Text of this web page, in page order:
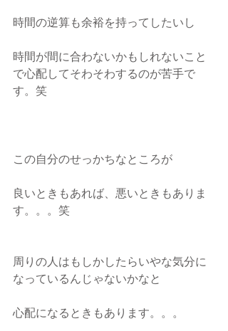
時間の逆算も余裕を持ってしたいし
時間が間に合わないかもしれないこと
で心配してそわそわするのが苦手で
す。笑
この自分のせっかちなところが
良いときもあれば、悪いときもありま
す。。。笑
周りの人はもしかしたらいやな気分に
なっているんじゃないかなと
心配になるときもあります。。。